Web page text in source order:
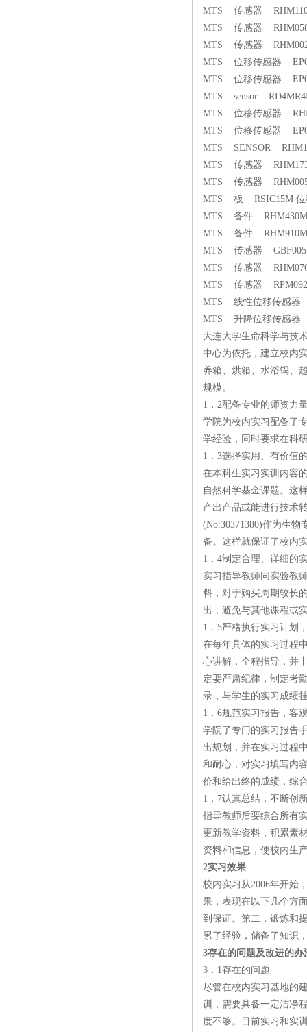
MTS 传感器
MTS 传感器
MTS 传感器
MTS 位移传感器
MTS 位移传感器
MTS sensor
MTS 位移传感器
MTS 位移传感器
MTS SENSOR
MTS 传感器
MTS 传感器
MTS 板 RSIC15M 位
MTS 备件
MTS 备件
MTS 传感器
MTS 传感器
MTS 传感器
MTS 线性位移传感器
MTS 升降位移传感器
大连大学生命科学与技
中心为依托，建立校内
养箱、烘箱、水浴锅、
规模。
1．2配备专业的师资力
学院为校内实习配备了
学经验，同时要求在科
1．3选择实用、有价值
在本科生实习实训内容
自然科学基金课题。这
产出产品或能进行技术
(No:30371380)作为生
备。这样就保证了校内
1．4制定合理、详细的
实习指导教师同实验教
料，对于购买周期较长
出，避免与其他课程或
1．5严格执行实习计划
在每年具体的实习过程
心讲解，全程指导，并
定要严肃纪律，制定考
录，与学生的实习成绩
1．6规范实习报告，客
学院了专门的实习报告
出规划，并在实习过程
和耐心，对实习填写内
价和给出终的成绩，综
1．7认真总结，不断创
指导教师后要综合所有
更新教学资料，积累素
资料和信息，使校内生
2实习效果
校内实习从2006年开始
果，表现在以下几个方
到保证。第二，锻炼和
累了经验，储备了知识
3存在的问题及改进的办
3．1存在的问题
尽管在校内实习基地的
训，需要具备一定洁净
度不够。目前实习和实